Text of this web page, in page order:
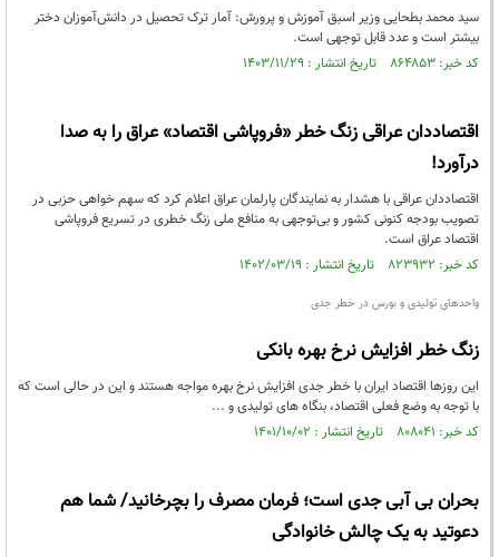
سید محمد بطحایی وزیر اسبق آموزش و پرورش: آمار ترک تحصیل در دانش‌آموزان دختر
بیشتر است و عدد قابل توجهی است.
کد خبر: ۸۶۴۸۵۳ تاریخ انتشار : ۱۴۰۳/۱۱/۲۹
اقتصاددان عراقی زنگ خطر «فروپاشی اقتصاد» عراق را به صدا
درآورد!
اقتصاددان عراقی با هشدار به نمایندگان پارلمان عراق اعلام کرد که سهم خواهی حزبی در
تصویب بودجه کنونی کشور و بی‌توجهی به منافع ملی زنگ خطری در تسریع فروپاشی
اقتصاد عراق است.
کد خبر: ۸۲۳۹۳۲ تاریخ انتشار : ۱۴۰۲/۰۳/۱۹
واحدهای تولیدی و بورس در خطر جدی
زنگ خطر افزایش نرخ بهره بانکی
این روزها اقتصاد ایران با خطر جدی افزایش نرخ بهره مواجه هستند و این در حالی است که
با توجه به وضع فعلی اقتصاد، بنگاه های تولیدی و ...
کد خبر: ۸۰۸۰۴۱ تاریخ انتشار : ۱۴۰۱/۱۰/۰۲
بحران بی آبی جدی است؛ فرمان مصرف را بچرخانید/ شما هم
دعوتید به یک چالش خانوادگی